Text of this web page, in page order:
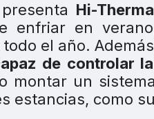
Hi-Therma
enfriar en
el año.
de controlar
montar un
estancias, como